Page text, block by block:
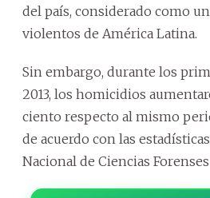
del país, considerado como
violentos de América Latina.
Sin embargo, durante los
2013, los homicidios
ciento respecto al mismo
de acuerdo con las
Nacional de Ciencias